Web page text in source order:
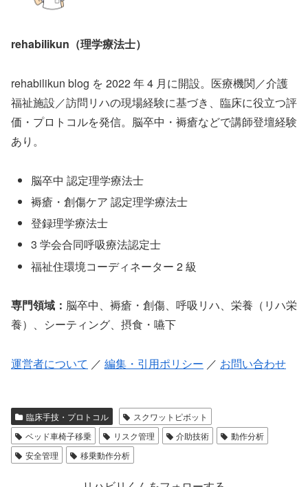
rehabilikun（理学療法士）
rehabilikun blog を 2022 年 4 月に開設。医療機関／介護
福祉施設／訪問リハの現場経験に基づき、臨床に役立つ評
価・プロトコルを発信。脳卒中・褥瘡などで講師登壇経験
あり。
脳卒中 認定理学療法士
褥瘡・創傷ケア 認定理学療法士
登録理学療法士
3 学会合同呼吸療法認定士
福祉住環境コーディネーター 2 級
専門領域： 脳卒中、褥瘡・創傷、呼吸リハ、栄養（リハ栄
養）、シーティング、摂食・嚥下
運営者について ／ 編集・引用ポリシー ／ お問い合わせ
臨床手技・プロトコル
スクワットピボット
ベッド車椅子移乗
リスク管理 介助技術
動作分析
安全管理
移乗動作分析